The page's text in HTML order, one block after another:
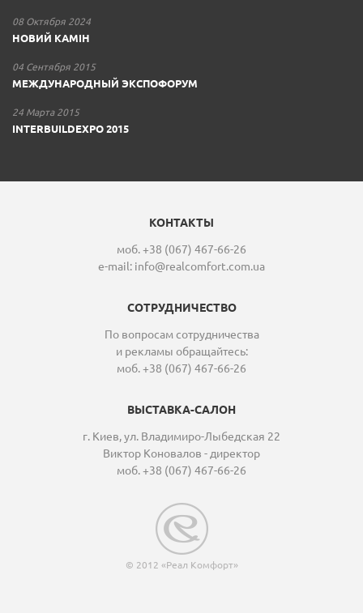
08 Октября 2024
НОВИЙ КАМІН
04 Сентября 2015
МЕЖДУНАРОДНЫЙ ЭКСПОФОРУМ
24 Марта 2015
INTERBUILDEXPO 2015
КОНТАКТЫ
моб. +38 (067) 467-66-26
e-mail: info@realcomfort.com.ua
СОТРУДНИЧЕСТВО
По вопросам сотрудничества
и рекламы обращайтесь:
моб. +38 (067) 467-66-26
ВЫСТАВКА-САЛОН
г. Киев, ул. Владимиро-Лыбедская 22
Виктор Коновалов - директор
моб. +38 (067) 467-66-26
© 2012 «Реал Комфорт»